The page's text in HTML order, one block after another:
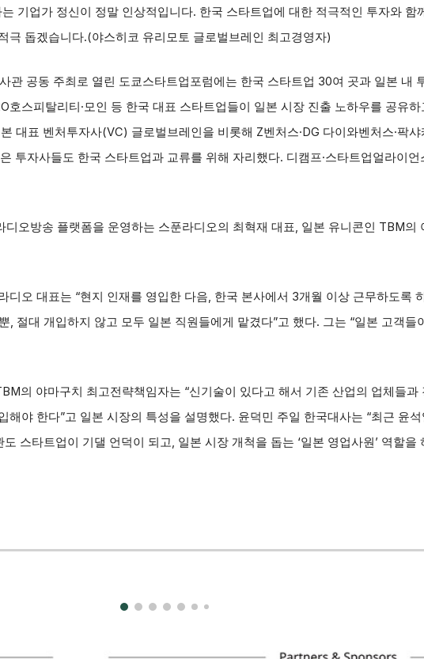
기업가 정신이 정말 인상적입니다. 한국 스타트업에 대한 적극적인 투자와
극 돕겠습니다.(야스히코 유리모토 글로벌브레인 최고경영자)
관 공동 주최로 열린 도쿄스타트업포럼에는 한국 스타트업 30여 곳과 일본 내
호스피탈리티·모인 등 한국 대표 스타트업들이 일본 시장 진출 노하우를 공유
대표 벤처투자사(VC) 글로벌브레인을 비롯해 Z벤처스·DG 다이와벤처스·팍
투자사들도 한국 스타트업과 교류를 위해 자리했다. 디캠프·스타트업얼라이
오방송 플랫폼을 운영하는 스푼라디오의 최혁재 대표, 일본 유니콘인 TBM의
오 대표는 “현지 인재를 영입한 다음, 한국 본사에서 3개월 이상 근무하도록
, 절대 개입하지 않고 모두 일본 직원들에게 맡겼다”고 했다. 그는 “일본 고객
의 야마구치 최고전략책임자는 “신기술이 있다고 해서 기존 산업의 업체들
야 한다”고 일본 시장의 특성을 설명했다. 윤덕민 주일 한국대사는 “최근 윤
스타트업이 기댈 언덕이 되고, 일본 시장 개척을 돕는 ‘일본 영업사원’ 역할을